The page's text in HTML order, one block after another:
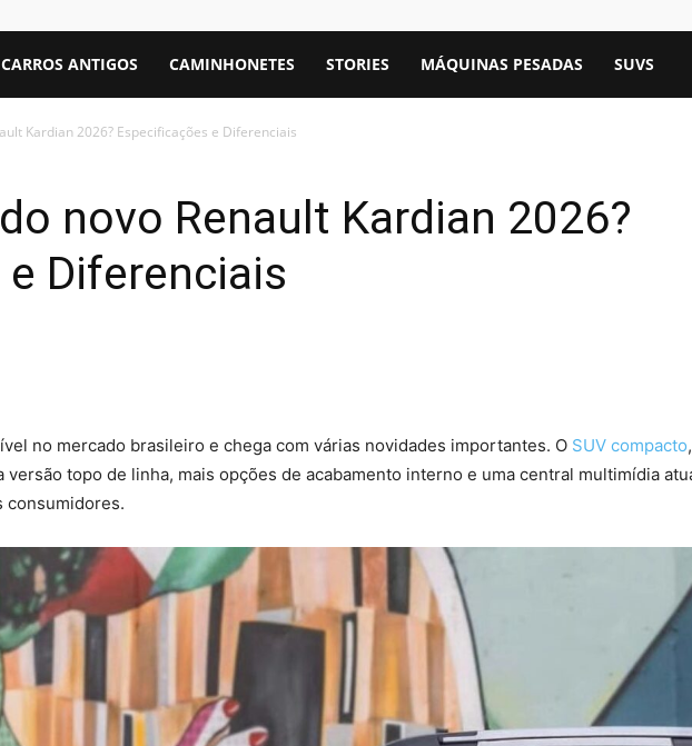
CARROS ANTIGOS CAMINHONETES STORIES MÁQUINAS PESADAS SUVS
Kardian 2026? Especificações e Diferenciais
novo Renault Kardian 2026?
Diferenciais
no mercado brasileiro e chega com várias novidades importantes. O SUV compacto
versão topo de linha, mais opções de acabamento interno e uma central multimídia
consumidores.